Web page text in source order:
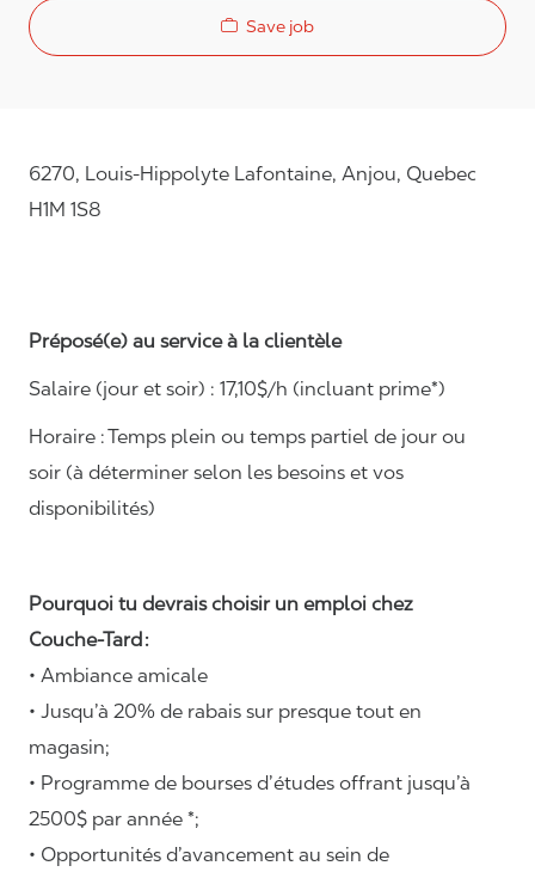
Save job
6270, Louis-Hippolyte Lafontaine, Anjou, Quebec
H1M 1S8
Préposé(e) au service à la clientèle
Salaire (jour et soir) : 17,10$/h (incluant prime*)
Horaire :Temps plein ou temps partiel de jour ou
soir (à déterminer selon les besoins et vos
disponibilités)
Pourquoi tu devrais choisir un emploi chez
Couche-Tard :
• Ambiance amicale
• Jusqu’à 20% de rabais sur presque tout en
magasin;
• Programme de bourses d’études offrant jusqu’à
2500$ par année *;
• Opportunités d’avancement au sein de